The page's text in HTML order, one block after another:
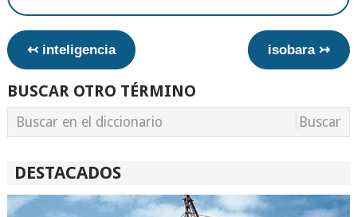
↢ inteligencia isobara ↣
BUSCAR OTRO TÉRMINO
DESTACADOS